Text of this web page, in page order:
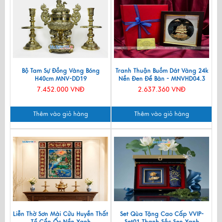
Bộ Tam Sự Đồng Vàng Bóng
H40cm MNV-DD19
7.452.000 VNĐ
Thêm vào giỏ hàng
Tranh Thuận Buồm Dát Vàng 24k
Nền Đen Để Bàn - MNVHD04.3
2.637.360 VNĐ
Thêm vào giỏ hàng
Liễn Thờ Sơn Mài Cửu Huyền Thất
Set Qùa Tặng Cao Cấp VVIP-